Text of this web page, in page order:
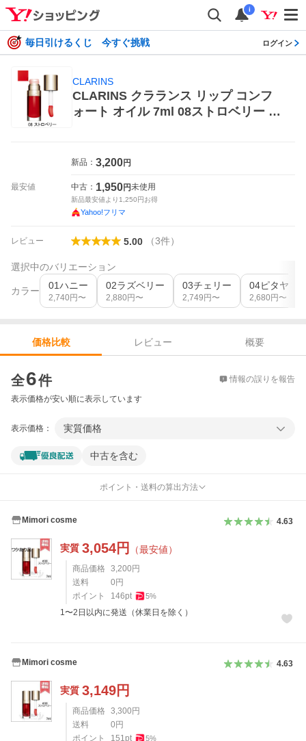
i
毎日引けるくじ 今すぐ挑戦 ログイン
CLARINS
CLARINS クラランス リップ コンフ
ォート オイル 7ml 08ストロベリー リ
最安値
新品： 3,200円
中古： 1,950円未使用
新品最安値より 1,250円お得
Yahoo!フリマ
レビュー 5.00 （3件）
選択中のバリエーション
カラー 01ハニー
2,740 円〜
02ラズベリー
2,880 円〜
03チェリー
2,749 円〜
04ピタヤ
2,680 円〜
価格比較 レビュー
概要
全6件 情報の誤りを報告
表示価格が安い順に表示しています
表示価格： 実質価格
中古を含む
ポイント・送料の算出方法
Mimori cosme 4.63
実質 3,054円 （最安値）
商品価格 3,200 円
送料
0 円
ポイント
146pt 5%
1〜2日以内に発送（休業日を除く）
Mimori cosme 4.63
実質 3,149円
商品価格 3,300 円
送料
0 円
ポイント
151pt 5%